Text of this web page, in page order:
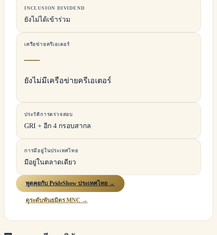
INCLUSION DIVIDEND
ยังไม่ได้เข้าร่วม
เครือข่ายครีเอเตอร์
—
ยังไม่มีเครือข่ายครีเอเตอร์
ประวัติการตรวจสอบ
GRI + อีก 4 กรอบสากล
การมีอยู่ในประเทศไทย
มีอยู่ในตลาดเดียว
พูดคุยกับ PrideShow ประเทศไทย →
ดูระดับพันธมิตร MNC →